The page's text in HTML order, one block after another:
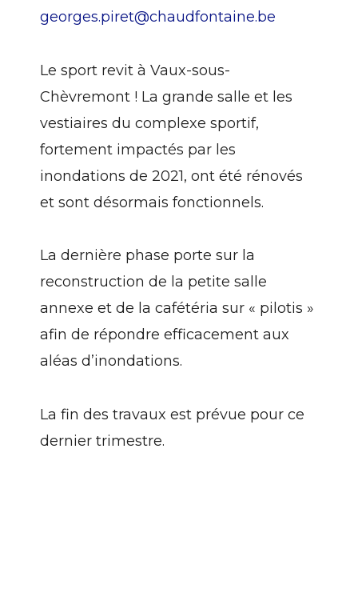
georges.piret@chaudfontaine.be
Le sport revit à Vaux-sous-
Chèvremont ! La grande salle et les
vestiaires du complexe sportif,
fortement impactés par les
inondations de 2021, ont été rénovés
et sont désormais fonctionnels.
La dernière phase porte sur la
reconstruction de la petite salle
annexe et de la cafétéria sur « pilotis »
afin de répondre efficacement aux
aléas d’inondations.
La fin des travaux est prévue pour ce
dernier trimestre.